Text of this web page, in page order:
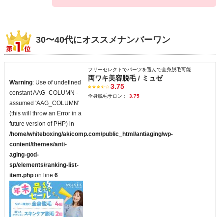
30〜40代にオススメナンバーワン
Warning: Use of undefined
constant AAG_COLUMN -
assumed 'AAG_COLUMN'
(this will throw an Error in a
future version of PHP) in
/home/whiteboxing/akicomp.com/public_html/antiaging/wp-
content/themes/anti-
aging-god-
sp/elements/ranking-list-
item.php on line 6
フリーセレクトでパーツを選んで全身脱毛可能
両ワキ美容脱毛 / ミュゼ
3.75
全身脱毛サロン： 3.75